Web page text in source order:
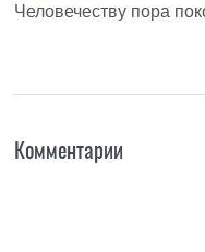
Человечеству пора
Комментарии